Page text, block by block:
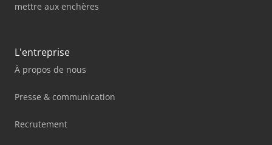
mettre aux enchères
L'entreprise
À propos de nous
Presse & communication
Recrutement